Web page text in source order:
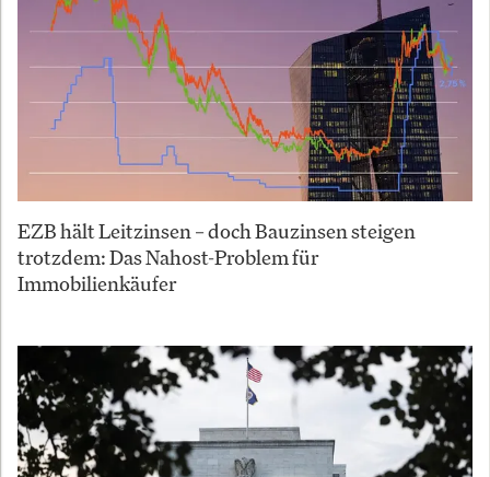
EZB hält Leitzinsen – doch Bauzinsen steigen
trotzdem: Das Nahost-Problem für
Immobilienkäufer